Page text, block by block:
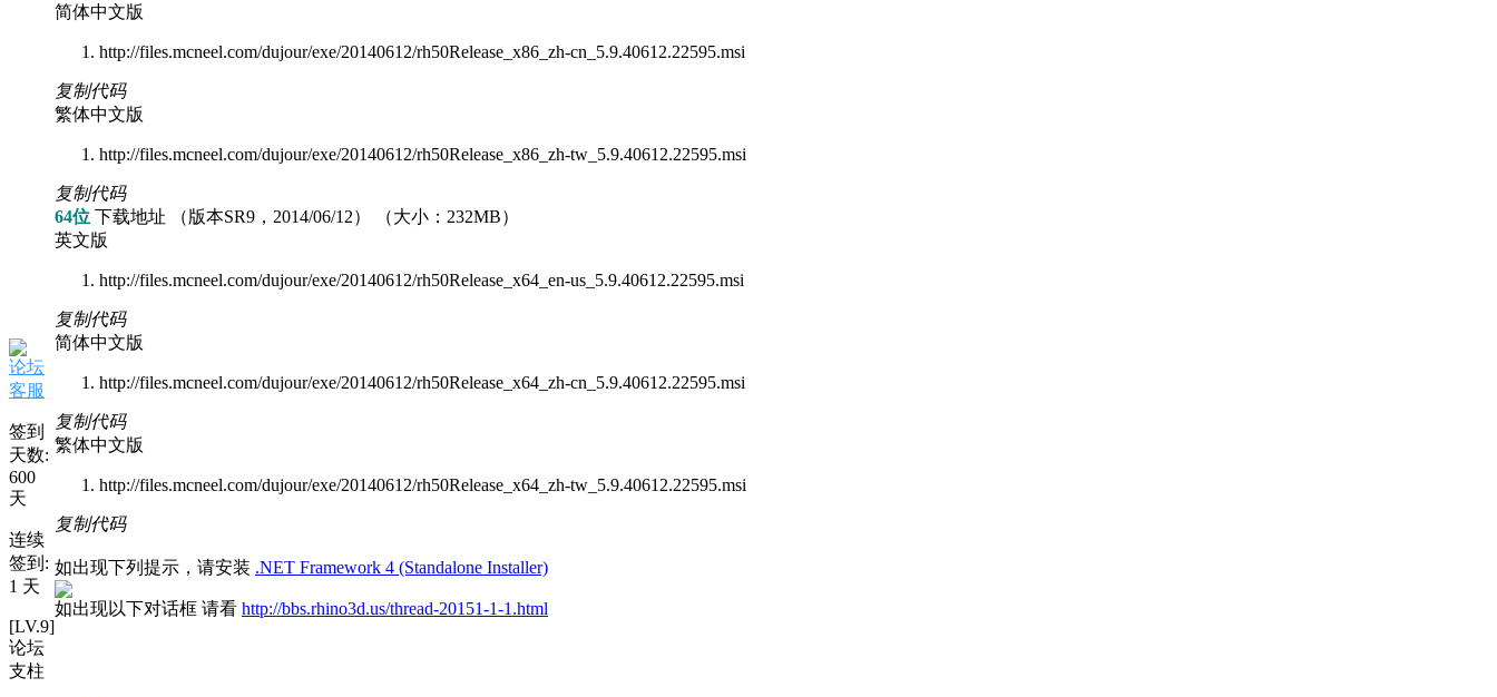
论坛
客服
签到
天数:
600
天
连续
签到:
1 天
[LV.9]
论坛
支柱
简体中文版
http://files.mcneel.com/dujour/exe/20140612/rh50Release_x86_zh-cn_5.9.40612.22595.msi
复制代码
繁体中文版
http://files.mcneel.com/dujour/exe/20140612/rh50Release_x86_zh-tw_5.9.40612.22595.msi
复制代码
64位 下载地址 （版本SR9，2014/06/12） （大小：232MB）
英文版
http://files.mcneel.com/dujour/exe/20140612/rh50Release_x64_en-us_5.9.40612.22595.msi
复制代码
简体中文版
http://files.mcneel.com/dujour/exe/20140612/rh50Release_x64_zh-cn_5.9.40612.22595.msi
复制代码
繁体中文版
http://files.mcneel.com/dujour/exe/20140612/rh50Release_x64_zh-tw_5.9.40612.22595.msi
复制代码
如出现下列提示，请安装 .NET Framework 4 (Standalone Installer)
如出现以下对话框 请看 http://bbs.rhino3d.us/thread-20151-1-1.html